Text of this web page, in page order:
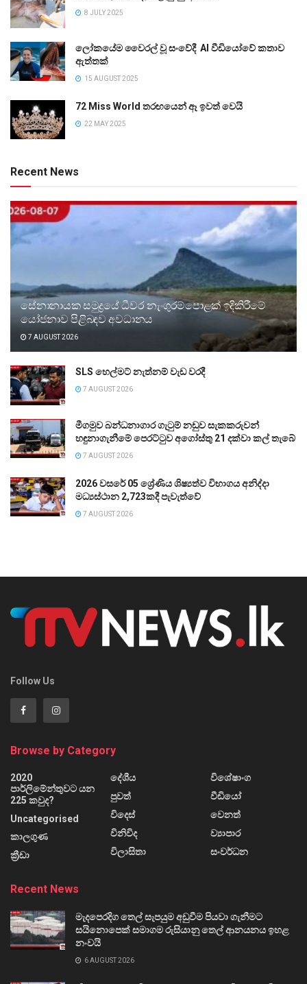
8 JULY 2025
ලෝකයේම වෛරල් වූ සංවේදී AI වීඩියෝවේ කතාව
ඇත්තක්
15 AUGUST 2025
72 Miss World තරඟයෙන් ඈ ඉවත් වෙයි
22 MAY 2025
Recent News
සේනානායක සමුද්‍රයේ ධීවර නැංගුරම්පොළක් ඉදිකිරීමේ
යෝජනාව පිළිබඳව අවධානය
7 AUGUST 2026
SLS හෙල්මට් නැත්නම් වැඩ වරදී
7 AUGUST 2026
මීගමුව බන්ධනාගාර ගැටුම් නඩුව සැකකරුවන්
හඳුනාගැනීමේ පෙරට්ටුව අගෝස්තු 21 දක්වා කල් තැබේ
7 AUGUST 2026
2026 වසරේ 05 ශ්‍රේණිය ශිෂ්‍යත්ව විභාගය අනිද්දා
මධ්‍යස්ථාන 2,723කදී පැවැත්වේ
7 AUGUST 2026
Follow Us
Browse by Category
2020
පාර්ලිමේන්තුවට යන
225 කවුද?
Uncategorised
කාලගුණ
ක්‍රීඩා
දේශීය
පුවත්
විදෙස්
විනිවිද
විලාසිතා
විශේෂාංග
වීඩියෝ
වෙනත්
ව්‍යාපාර
සංවර්ධන
Recent News
මැදපෙරදිග තෙල් සැපයුම අඩුවීම පියවා ගැනීමට
සයිනොපෙක් සමාගම රුසියානු තෙල් ආනයනය ඉහළ
නංවයි
6 AUGUST 2026